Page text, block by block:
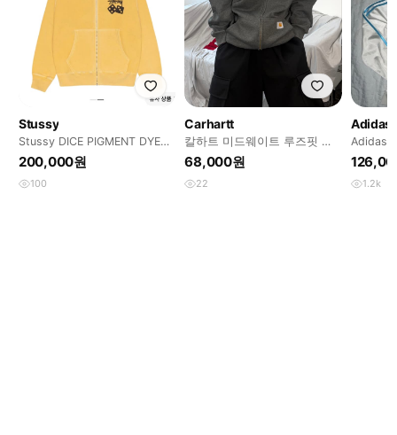
Stussy
Stussy DICE PIGMENT DYED
ZIP HOOD
200,000원
100
Carhartt
칼하트 미드웨이트 루즈핏 차
콜 그레이 후드집업 M
68,000원
22
Adidas
Adidas
1.2k